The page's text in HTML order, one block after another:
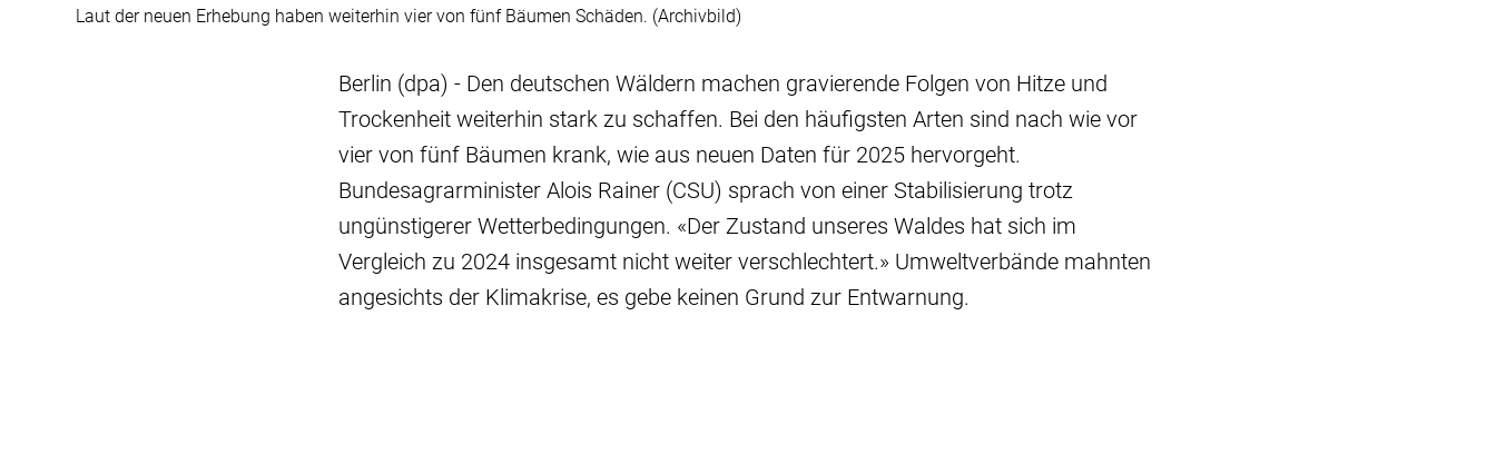
Laut der neuen Erhebung haben weiterhin vier von fünf Bäumen Schäden. (Archivbild)
Berlin (dpa) - Den deutschen Wäldern machen gravierende Folgen von Hitze und
Trockenheit weiterhin stark zu schaffen. Bei den häufigsten Arten sind nach wie vor
vier von fünf Bäumen krank, wie aus neuen Daten für 2025 hervorgeht.
Bundesagrarminister Alois Rainer (CSU) sprach von einer Stabilisierung trotz
ungünstigerer Wetterbedingungen. «Der Zustand unseres Waldes hat sich im
Vergleich zu 2024 insgesamt nicht weiter verschlechtert.» Umweltverbände mahnten
angesichts der Klimakrise, es gebe keinen Grund zur Entwarnung.